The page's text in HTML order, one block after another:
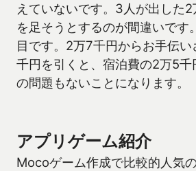
えていないです。3人が出した
を足そうとするのが間違いです
目です。2万7千円からお手伝
千円を引くと、宿泊費の2万5
の問題もないことになります。
アプリゲーム紹介
Mocoゲーム作成で比較的人気